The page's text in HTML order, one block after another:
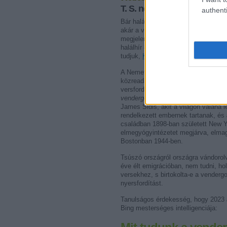
T. S. nem véletlenül
Bár halálának időpontja vitatott,
akár a vélt kerek dátumok
megjelenő Irodalmi Szemle 2021.
halálhír 80. évfordulóján hívta fel a
tudjuk,
Kárpátalján is megfordult
A Nemeth Zoltán készítette
közreadásában jelent meg Tsúszó
versfordítása. Az eredeti
vendergood nyelven
James Sidis, akit a világon valaha
rendelkezett embernek tartanak,
családban 1898-ban született New
elmegyógyintézetet megjárva,
Bostonban 1944-ben.
Tsúszó országról országra
éve élt emigrációban, nem tudni,
versekhez, s birtokolta-e a
nyersfordítást.
Tanulságos érdekesség, hogy
Bing mesterséges intelligenciája: